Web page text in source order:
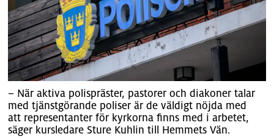
– När aktiva polispräster, pastorer och diakoner talar
med tjänstgörande poliser är de väldigt nöjda med
att representanter för kyrkorna finns med i arbetet,
säger kursledare Sture Kuhlin till Hemmets Vän.